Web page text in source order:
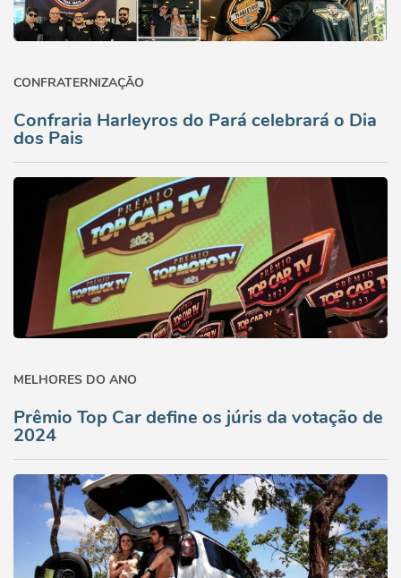
CONFRATERNIZAÇÃO
Confraria Harleyros do Pará celebrará o Dia
dos Pais
MELHORES DO ANO
Prêmio Top Car define os júris da votação de
2024